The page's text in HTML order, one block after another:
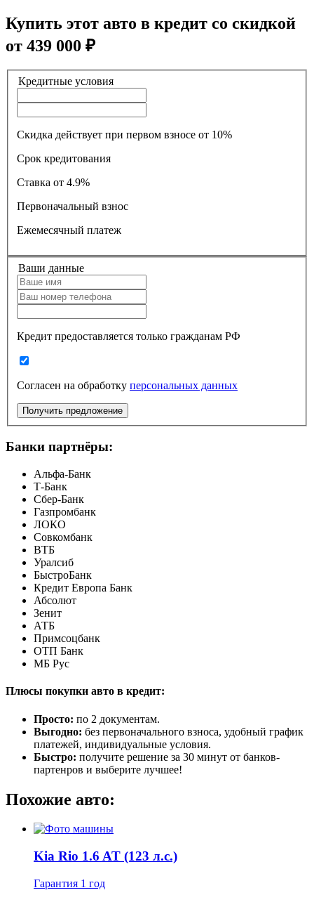
Купить этот авто в кредит со скидкой
от 439 000 ₽
Кредитные условия
Скидка действует при первом взносе от 10%
Срок кредитования
Ставка
от 4.9%
Первоначальный взнос
Ежемесячный платеж
Ваши данные
Кредит предоставляется только гражданам РФ
Согласен на обработку персональных данных
Получить предложение
Банки партнёры:
Альфа-Банк
Т-Банк
Сбер-Банк
Газпромбанк
ЛОКО
Совкомбанк
ВТБ
Уралсиб
БыстроБанк
Кредит Европа Банк
Абсолют
Зенит
АТБ
Примсоцбанк
ОТП Банк
МБ Рус
Плюсы покупки авто в кредит:
Просто: по 2 документам.
Выгодно: без первоначального взноса, удобный график
платежей, индивидуальные условия.
Быстро: получите решение за 30 минут от банков-
партенров и выберите лучшее!
Похожие авто:
Kia Rio 1.6 AT (123 л.с.)
Гарантия 1 год